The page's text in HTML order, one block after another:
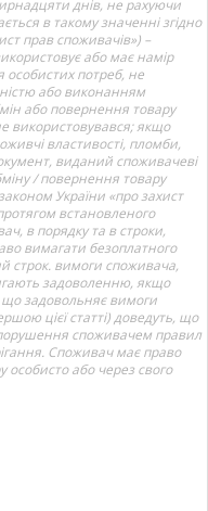
днів, не рахуючи
в такому значенні згідно
прав споживачів») –
або має намір
потреб, не
або виконанням
або повернення товару
використовувався; якщо
властивості, пломби,
виданий споживачеві
/ повернення товару
України «про захист
встановленого
в порядку та в строки,
вимагати безоплатного
строк. вимоги споживача,
задоволенню, якщо
задовольняє вимоги
цієї статті) доведуть, що
споживачем правил
Споживач має право
особисто або через свого